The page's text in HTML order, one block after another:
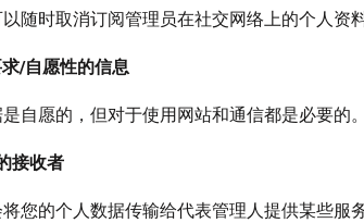
随时取消订阅管理员在社交网络上的个人资
/自愿性的信息
自愿的，但对于使用网站和通信都是必要的
接收者
您的个人数据传输给代表管理人提供某些服